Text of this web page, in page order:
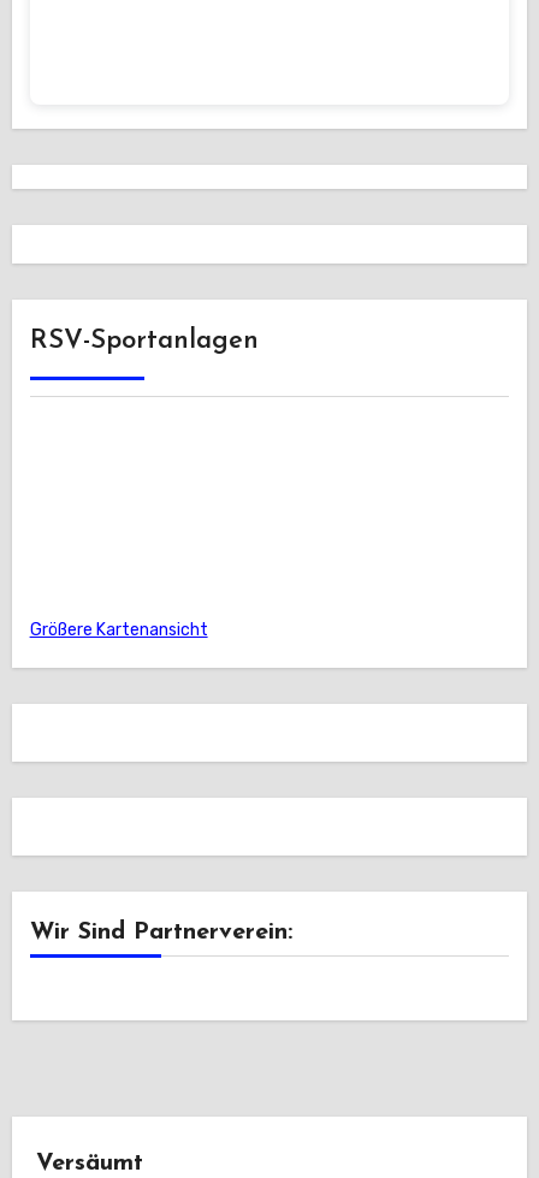
RSV-Sportanlagen
Größere Kartenansicht
Wir Sind Partnerverein:
Versäumt